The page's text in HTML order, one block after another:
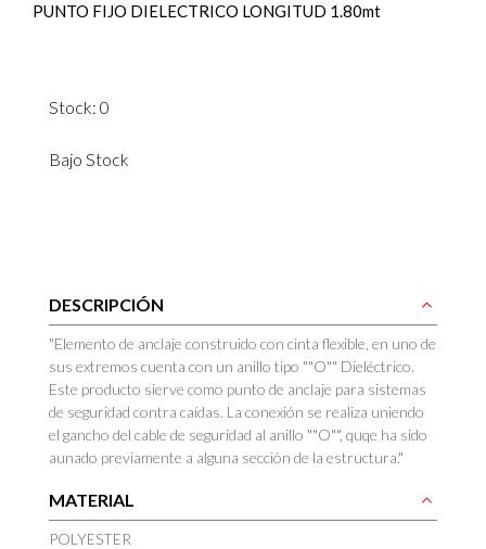
PUNTO FIJO DIELECTRICO LONGITUD 1.80mt
Stock: 0
Bajo Stock
DESCRIPCIÓN
"Elemento de anclaje construido con cinta flexible, en uno de
sus extremos cuenta con un anillo tipo ""O"" Dieléctrico.
Este producto sierve como punto de anclaje para sistemas
de seguridad contra caídas. La conexión se realiza uniendo
el gancho del cable de seguridad al anillo ""O"", quqe ha sido
aunado previamente a alguna sección de la estructura."
MATERIAL
POLYESTER